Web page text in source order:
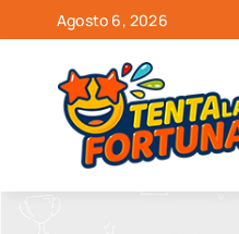
al
contenuto
Agosto 6, 2026